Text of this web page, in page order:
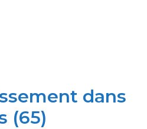
dans
(65)